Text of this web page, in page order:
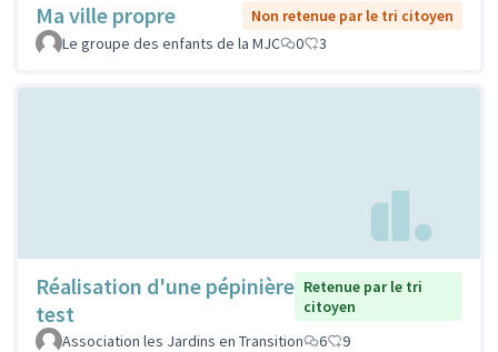
Ma ville propre
Non retenue par le tri citoyen
Le groupe des enfants de la MJC
0 3
Réalisation d'une pépinière
test
Retenue par le tri
citoyen
Association les Jardins en Transition
6 9